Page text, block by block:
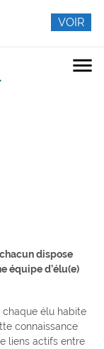
menu
dispose
équipe d’élu(e)
chaque élu habite
connaissance
liens actifs entre
VOIR